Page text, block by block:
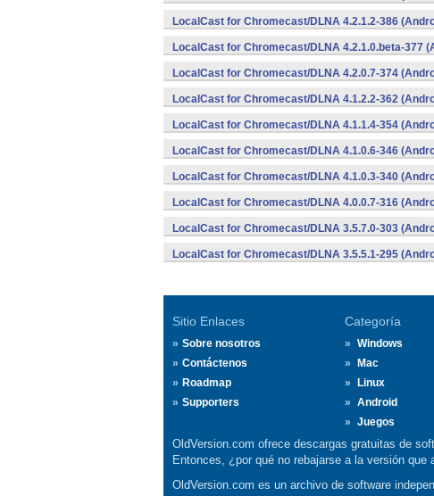
LocalCast for Chromecast/DLNA 4.2.1.2-386
LocalCast for Chromecast/DLNA 4.2.1.0.beta-377
LocalCast for Chromecast/DLNA 4.2.0.7-374
LocalCast for Chromecast/DLNA 4.1.2.2-362
LocalCast for Chromecast/DLNA 4.1.1.4-354
LocalCast for Chromecast/DLNA 4.1.0.6-346
LocalCast for Chromecast/DLNA 4.1.0.3-340
LocalCast for Chromecast/DLNA 4.0.0.7-316
LocalCast for Chromecast/DLNA 3.5.7.0-303
LocalCast for Chromecast/DLNA 3.5.5.1-295
Sitio Enlaces
Sobre nosotros
Contáctenos
Roadmap
Supporters
Categoría
Windows
Mac
Linux
Android
Juegos
OldVersion.com ofrece descargas gratuitas de
Entonces, ¿por qué no rebajarse a la versión
OldVersion.com es un archivo de software